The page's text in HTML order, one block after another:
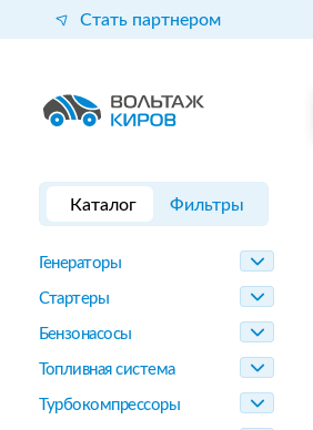
Стать партнером
Каталог Фильтры
Генераторы
Стартеры
Бензонасосы
Топливная система
Турбокомпрессоры